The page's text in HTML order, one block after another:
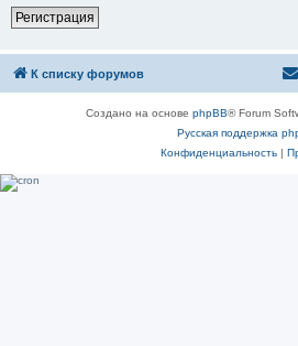
Регистрация
К списку форумов
Создано на основе phpBB® Forum
Русская поддержка
Конфиденциальность|